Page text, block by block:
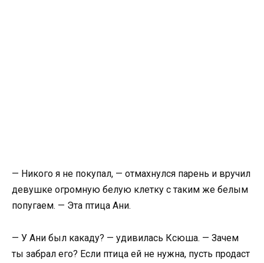
— Никого я не покупал, — отмахнулся парень и вручил
девушке огромную белую клетку с таким же белым
попугаем. — Эта птица Ани.
— У Ани был какаду? — удивилась Ксюша. — Зачем
ты забрал его? Если птица ей не нужна, пусть продаст